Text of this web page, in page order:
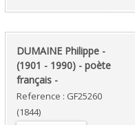
‎DUMAINE Philippe -
(1901 - 1990) - poète
français - ‎
Reference : GF25260
(1844)